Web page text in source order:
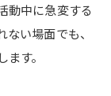
動中に急変する
い場面でも、
す。